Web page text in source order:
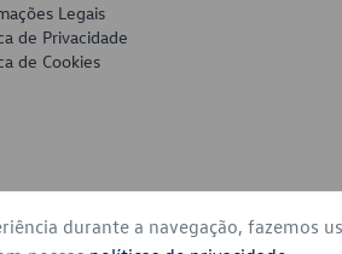
Legais
de Privacidade
de Cookies
durante a navegação, fazemos